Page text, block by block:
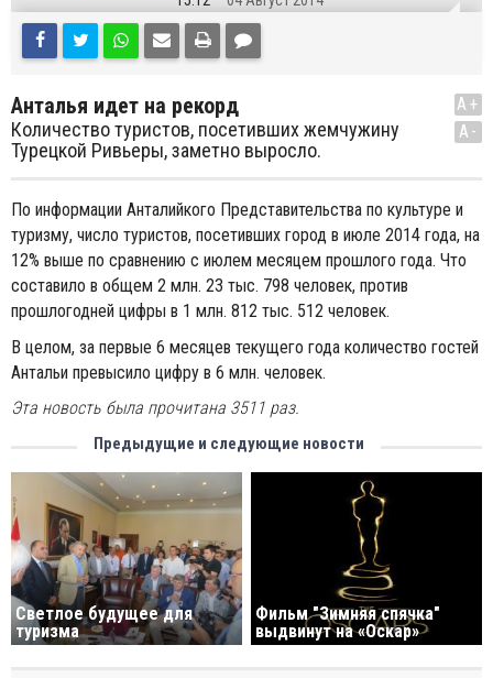
Анталья идет на рекорд
Количество туристов, посетивших жемчужину
Турецкой Ривьеры, заметно выросло.
A+
A-
По информации Анталийкого Представительства по культуре и
туризму, число туристов, посетивших город в июле 2014 года, на
12% выше по сравнению с июлем месяцем прошлого года. Что
составило в общем 2 млн. 23 тыс. 798 человек, против
прошлогодней цифры в 1 млн. 812 тыс. 512 человек.
В целом, за первые 6 месяцев текущего года количество гостей
Антальи превысило цифру в 6 млн. человек.
Эта новость была прочитана 3511 раз.
Предыдущие и следующие новости
Светлое будущее для
туризма
Фильм "Зимняя спячка"
выдвинут на «Оскар»